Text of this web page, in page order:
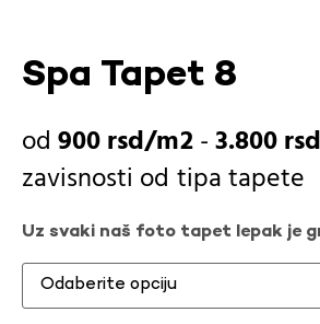
Spa Tapet 8
900rsd -3.800
zavisnosti od tipa tapete
Uz svaki naš foto tapet lepak je